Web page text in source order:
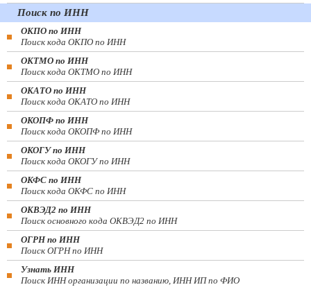
Поиск по ИНН
ОКПО по ИНН
Поиск кода ОКПО по ИНН
ОКТМО по ИНН
Поиск кода ОКТМО по ИНН
ОКАТО по ИНН
Поиск кода ОКАТО по ИНН
ОКОПФ по ИНН
Поиск кода ОКОПФ по ИНН
ОКОГУ по ИНН
Поиск кода ОКОГУ по ИНН
ОКФС по ИНН
Поиск кода ОКФС по ИНН
ОКВЭД2 по ИНН
Поиск основного кода ОКВЭД2 по ИНН
ОГРН по ИНН
Поиск ОГРН по ИНН
Узнать ИНН
Поиск ИНН организации по названию, ИНН ИП по ФИО